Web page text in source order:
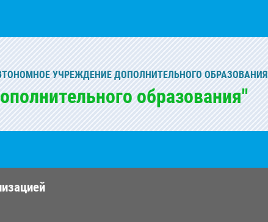
УЧРЕЖДЕНИЕ ДОПОЛНИТЕЛЬНОГО ОБРАЗОВАНИЯ
образования"